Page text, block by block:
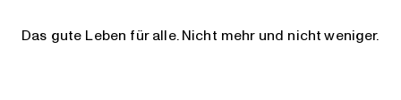
Das gute Leben für alle. Nicht mehr und nicht weniger.